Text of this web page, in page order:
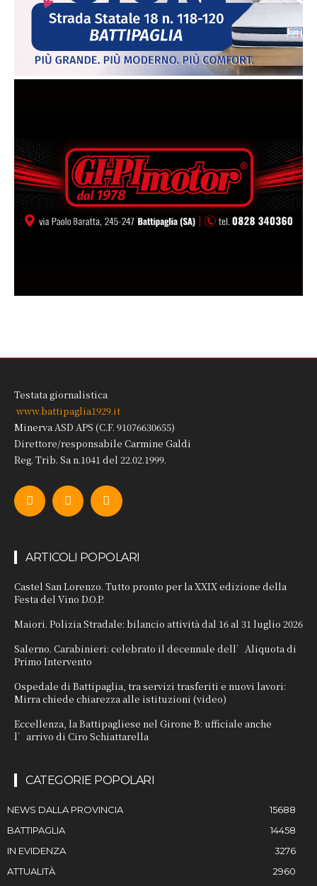
Testata giornalistica
www.battipaglia1929.it
Minerva ASD APS (C.F. 91076630655)
Direttore/responsabile Carmine Galdi
Reg. Trib. Sa n.1041 del 22.02.1999.
ARTICOLI POPOLARI
Castel San Lorenzo. Tutto pronto per la XXIX edizione della
Festa del Vino D.O.P.
Maiori. Polizia Stradale: bilancio attività dal 16 al 31 luglio 2026
Salerno. Carabinieri: celebrato il decennale dell’Aliquota di
Primo Intervento
Ospedale di Battipaglia, tra servizi trasferiti e nuovi lavori:
Mirra chiede chiarezza alle istituzioni (video)
Eccellenza, la Battipagliese nel Girone B: ufficiale anche
l’arrivo di Ciro Schiattarella
CATEGORIE POPOLARI
NEWS DALLA PROVINCIA
15688
BATTIPAGLIA
14458
IN EVIDENZA
3276
ATTUALITÀ
2960